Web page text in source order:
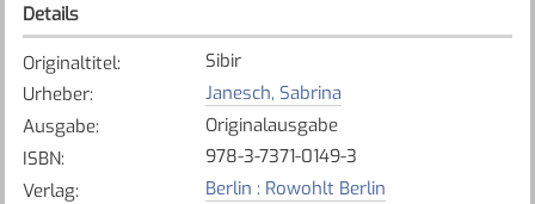
Details
Originaltitel:
Sibir
Urheber:
Janesch, Sabrina
Ausgabe:
Originalausgabe
ISBN:
978-3-7371-0149-3
Verlag:
Berlin : Rowohlt Berlin